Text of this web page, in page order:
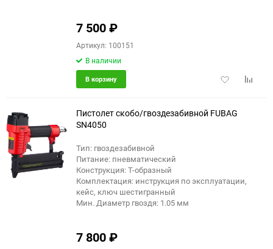
7 500₽
Артикул: 100151
В наличии
Добавить
В корзину
еще 3 фото
Пистолет скобо/гвоздезабивной FUBAG
SN4050
Тип: гвоздезабивной
Питание: пневматический
Конструкция: Т-образный
Комплектация: инструкция по эксплуатации,
кейс, ключ шестигранный
Мин. Диаметр гвоздя: 1.05 мм
7 800₽